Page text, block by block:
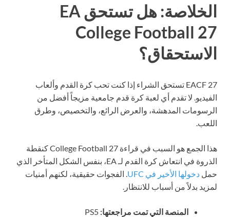
الخلاصة: هل تستحق EA
College Football 27
الاستحقاق؟
EACF 27 تستحق الشراء إذا كنت تحب كرة القدم وألعاب
الفيديو. لا تقدم أي لعبة كرة قدم جامعية مزيجاً أفضل من
الرسومات المدهشة، والعرض الرائع، والتخصيص، وطرق
اللعب.
هذا الجمع هو السبب في قراءة College Football 27 كنقطة
الذروة في انتعاش كرة القدم لـ EA، بنفس الشكل المتأخر الذي
حمل دخولها الأخير في UFC
. الفجوات حقيقية، لكنهم أمنيات
لمزيد بدلاً من أسباب للانتظار.
المنصة التي تمت مراجعتها: